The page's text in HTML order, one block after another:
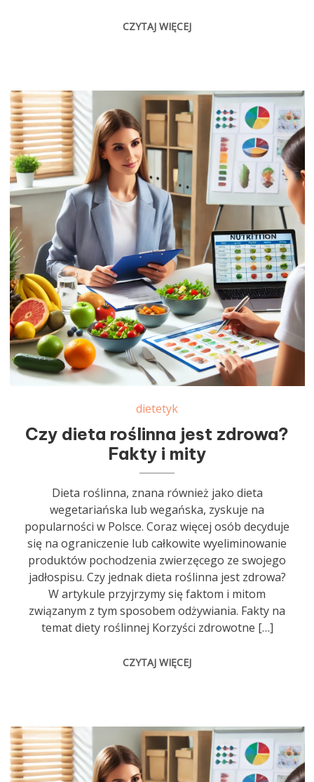
CZYTAJ WIĘCEJ
dietetyk
Czy dieta roślinna jest zdrowa?
Fakty i mity
Dieta roślinna, znana również jako dieta
wegetariańska lub wegańska, zyskuje na
popularności w Polsce. Coraz więcej osób decyduje
się na ograniczenie lub całkowite wyeliminowanie
produktów pochodzenia zwierzęcego ze swojego
jadłospisu. Czy jednak dieta roślinna jest zdrowa?
W artykule przyjrzymy się faktom i mitom
związanym z tym sposobem odżywiania. Fakty na
temat diety roślinnej Korzyści zdrowotne […]
CZYTAJ WIĘCEJ